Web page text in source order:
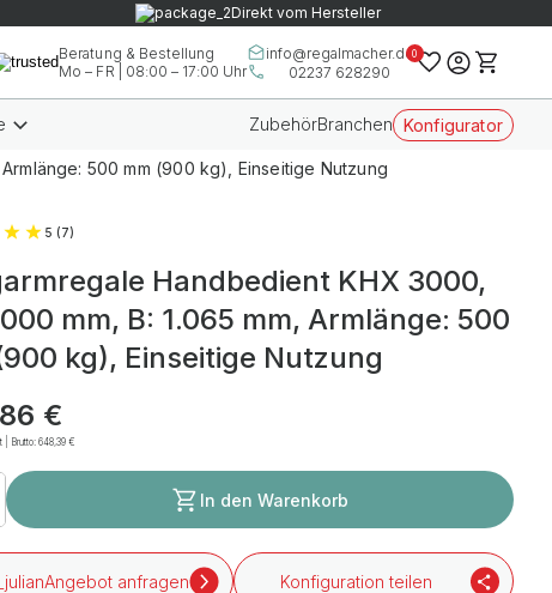
Direkt vom Hersteller
Beratung & Bestellung
Mo – FR | 08:00 – 17:00 Uhr
info@regalmacher.de
02237 628290
0
ZubehörBranchen Konfigurator
500 mm (900 kg), Einseitige Nutzung
5 (7)
Handbedient KHX 3000,
mm, B: 1.065 mm, Armlänge: 500
kg), Einseitige Nutzung
€
| Brutto:648,39 €
In den Warenkorb
Angebot anfragen Konfiguration teilen